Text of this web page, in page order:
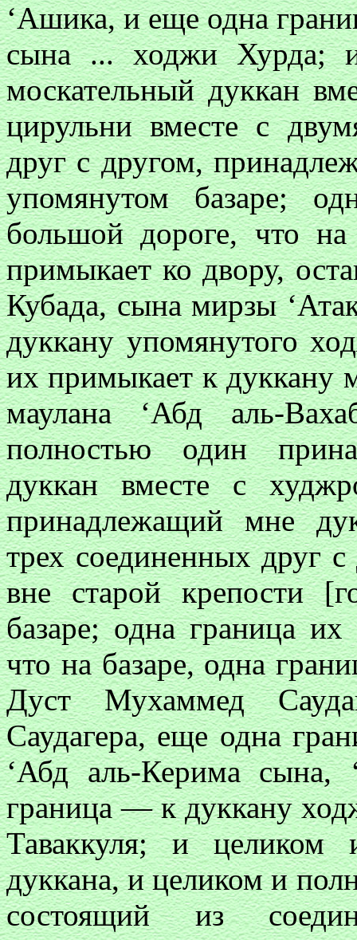
‘Ашика, и еще одна
сына ... ходжи Хурда;
москательный дуккан
цирульни вместе с
друг с другом,
упомянутом базаре;
большой дороге, что
примыкает ко двору,
Кубада, сына мирзы
дуккану упомянутого
их примыкает к дуккану
маулана ‘Абд аль-
полностью один
дуккан вместе с
принадлежащий мне
трех соединенных друг
вне старой крепости
базаре; одна граница
что на базаре, одна
Дуст Мухаммед
Саудагера, еще одна
‘Абд аль-Керима сына,
граница — к дуккану
Таваккуля; и целиком
дуккана, и целиком и
состоящий из